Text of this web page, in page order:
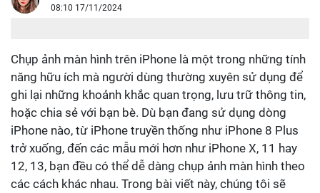
08:10 17/11/2024
Chụp ảnh màn hình trên iPhone là một trong những tính
năng hữu ích mà người dùng thường xuyên sử dụng để
ghi lại những khoảnh khắc quan trọng, lưu trữ thông tin,
hoặc chia sẻ với bạn bè. Dù bạn đang sử dụng dòng
iPhone nào, từ iPhone truyền thống như iPhone 8 Plus
trở xuống, đến các mẫu mới hơn như iPhone X, 11 hay
12, 13, bạn đều có thể dễ dàng chụp ảnh màn hình theo
các cách khác nhau. Trong bài viết này, chúng tôi sẽ